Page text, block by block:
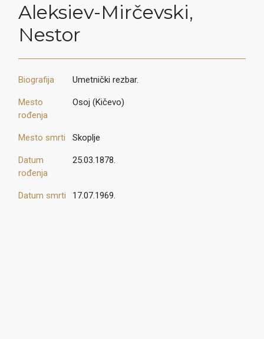
Aleksiev-Mirčevski,
Nestor
Biografija Umetnički rezbar.
Mesto
rođenja
Osoj (Kičevo)
Mesto smrti Skoplje
Datum
rođenja
25.03.1878.
Datum smrti 17.07.1969.